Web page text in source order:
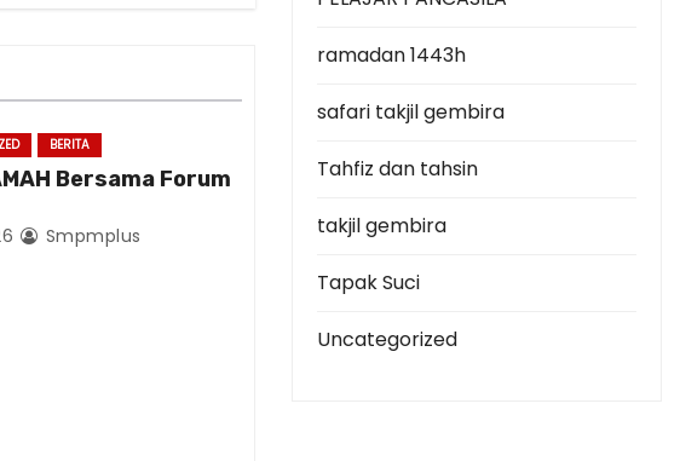
BERITA
Bersama Forum
Smpmplus
ramadan 1443h
safari takjil gembira
Tahfiz dan tahsin
takjil gembira
Tapak Suci
Uncategorized